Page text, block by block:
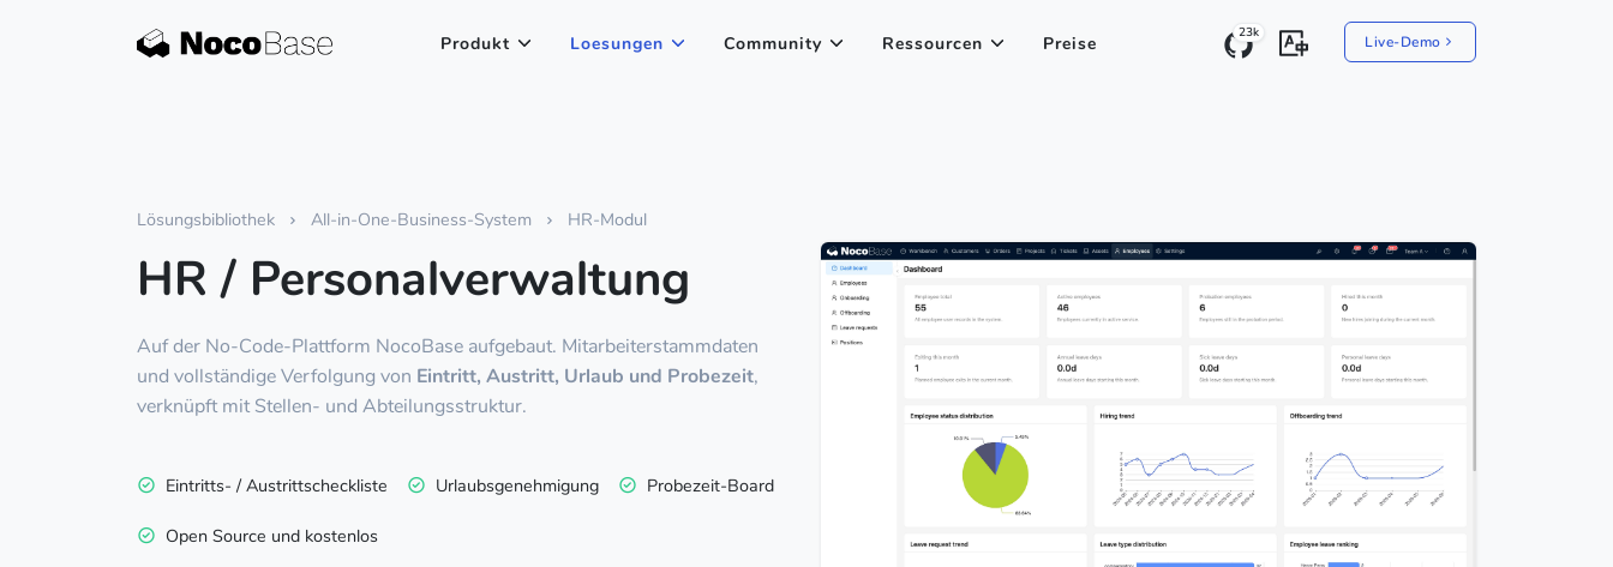
Live-Demo
23k
Produkt Loesungen Community Ressourcen Preise
Lösungsbibliothek All-in-One-Business-System HR-Modul
HR / Personalverwaltung
Auf der No-Code-Plattform NocoBase aufgebaut. Mitarbeiterstammdaten
und vollständige Verfolgung von Eintritt, Austritt, Urlaub und Probezeit,
verknüpft mit Stellen- und Abteilungsstruktur.
Eintritts- / Austrittscheckliste Urlaubsgenehmigung Probezeit-Board
Open Source und kostenlos